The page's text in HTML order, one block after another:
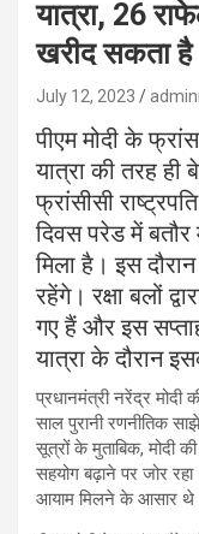
यात्रा, 26
खरीद सकता है
July 12, 2023
पीएम मोदी के
यात्रा की तरह ही
फ्रांसीसी
दिवस परेड में बतौर
मिला है। इस
रहेंगे। रक्षा बलों
गए हैं और इस
यात्रा के दौरान
प्रधानमंत्री नरेंद्र मोदी
साल पुरानी रणनीतिक
सूत्रों के मुताबिक, मोदी
सहयोग बढ़ाने पर जोर
आयाम मिलने के आसार